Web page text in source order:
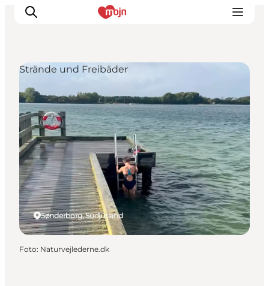
Erlebnisse
Städte und Regionen
Events
Übernachtung
Plane deine Reise
Booking
Sønderborg, Südjütland
Strände und Freibäder
Foto: Naturvejlederne.dk